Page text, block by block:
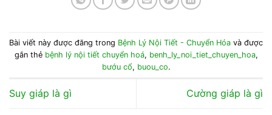
Bài viết này được đăng trong Bệnh Lý Nội Tiết - Chuyển Hóa và được
gắn thẻ bệnh lý nội tiết chuyển hoá, benh_ly_noi_tiet_chuyen_hoa,
bướu cổ, buou_co.
Suy giáp là gì Cường giáp là gì